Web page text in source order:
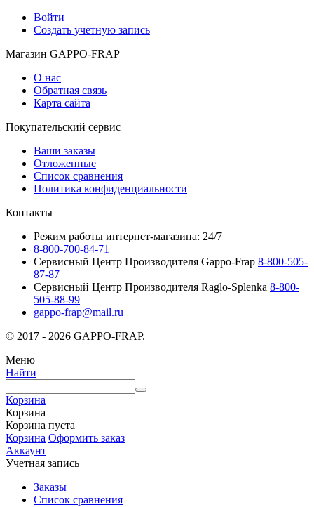
Войти
Создать учетную запись
Магазин GAPPO-FRAP
О нас
Обратная связь
Карта сайта
Покупательский сервис
Ваши заказы
Отложенные
Список сравнения
Политика конфиденциальности
Контакты
Режим работы интернет-магазина: 24/7
8-800-700-84-71
Сервисный Центр Производителя Gappo-Frap 8-800-505-
87-87
Сервисный Центр Производителя Raglo-Splenka 8-800-
505-88-99
gappo-frap@mail.ru
© 2017 - 2026 GAPPO-FRAP.
Меню
Найти
Корзина
Корзина
Корзина пуста
Корзина Оформить заказ
Аккаунт
Учетная запись
Заказы
Список сравнения